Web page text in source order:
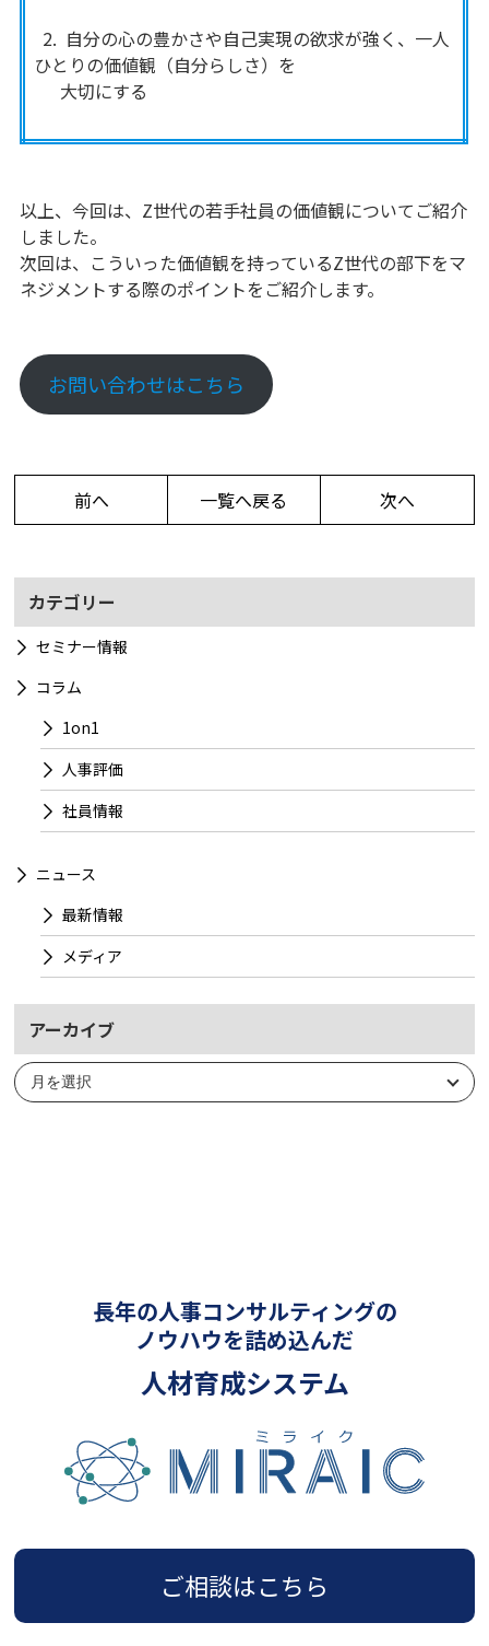
2. 自分の心の豊かさや自己実現の欲求が強く、一人
ひとりの価値観（自分らしさ）を
大切にする
以上、今回は、Z世代の若手社員の価値観についてご紹介
しました。
次回は、こういった価値観を持っているZ世代の部下をマ
ネジメントする際のポイントをご紹介します。
お問い合わせはこちら
前へ 一覧へ戻る 次へ
カテゴリー
セミナー情報
コラム
1on1
人事評価
社員情報
ニュース
最新情報
メディア
アーカイブ
ア
ー
長年の人事コンサルティングの
ノウハウを詰め込んだ
人材育成システム
ご相談はこちら